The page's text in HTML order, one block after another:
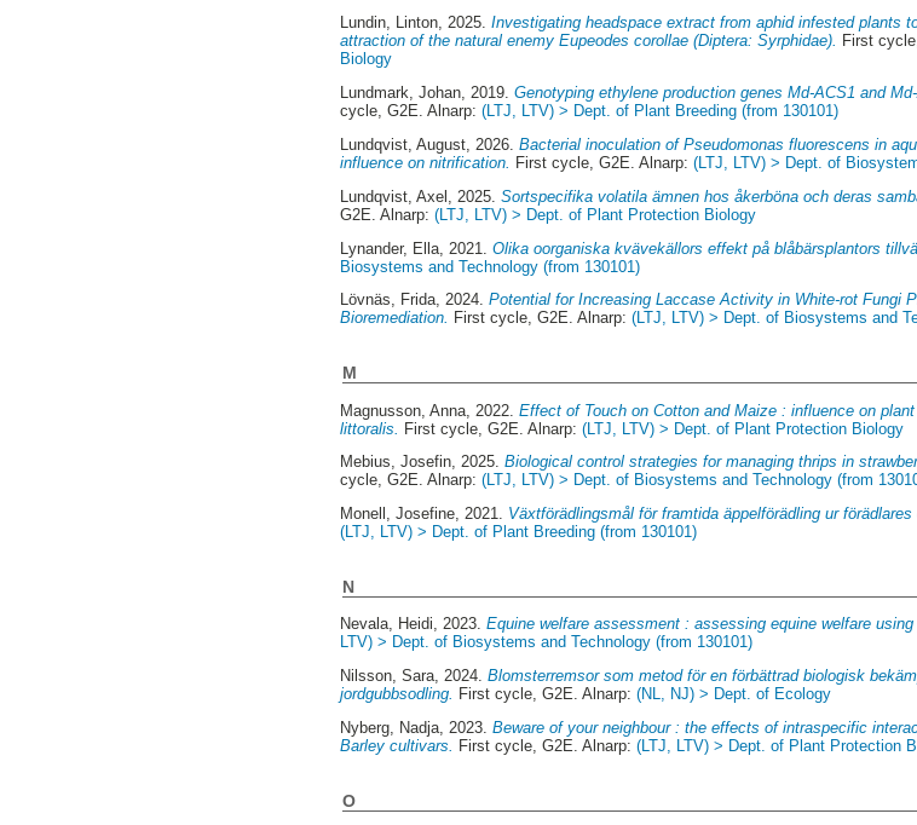
Lundin, Linton, 2025.Investigating headspace extract from aphid infested plants
attraction of the natural enemy Eupeodes corollae (Diptera: Syrphidae). First
Biology
Lundmark, Johan, 2019.Genotyping ethylene production genes Md-ACS1 and
cycle, G2E. Alnarp:(LTJ, LTV) > Dept. of Plant Breeding (from 130101)
Lundqvist, August, 2026.Bacterial inoculation of Pseudomonas fluorescens in
influence on nitrification. First cycle, G2E. Alnarp:(LTJ, LTV) > Dept. of
Lundqvist, Axel
, 2025.Sortspecifika volatila ämnen hos åkerböna och deras
G2E. Alnarp:(LTJ, LTV) > Dept. of Plant Protection Biology
Lynander, Ella , 2021.Olika oorganiska kvävekällors effekt på blåbärsplantors
Biosystems and Technology (from 130101)
Lövnäs, Frida, 2024.Potential for Increasing Laccase Activity in White-rot Fungi
Bioremediation. First cycle, G2E. Alnarp:(LTJ, LTV) > Dept. of Biosystems and
M
Magnusson, Anna , 2022.Effect of Touch on Cotton and Maize : influence on
littoralis.
First cycle, G2E. Alnarp:(LTJ, LTV) > Dept. of Plant Protection Biology
Mebius, Josefin, 2025.Biological control strategies for managing thrips in
cycle, G2E. Alnarp:(LTJ, LTV) > Dept. of Biosystems and Technology (from
Monell, Josefine, 2021. Växtförädlingsmål för framtida äppelförädling ur
(LTJ, LTV) > Dept. of Plant Breeding (from 130101)
N
Nevala, Heidi, 2023.Equine welfare assessment : assessing equine welfare
LTV) > Dept. of Biosystems and Technology (from 130101)
Nilsson, Sara , 2024.Blomsterremsor som metod för en förbättrad biologisk
jordgubbsodling.
First cycle, G2E. Alnarp:(NL, NJ) > Dept. of Ecology
Nyberg, Nadja , 2023.Beware of your neighbour : the effects of intraspecific
Barley cultivars.
First cycle, G2E. Alnarp:(LTJ, LTV) > Dept. of Plant Protection
O